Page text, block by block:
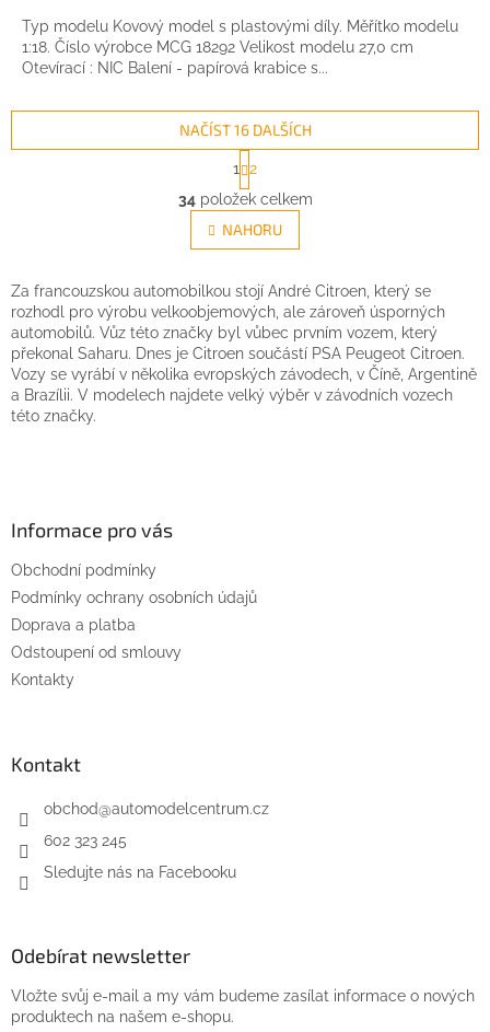
Typ modelu Kovový model s plastovými díly. Měřítko modelu
1:18. Číslo výrobce MCG 18292 Velikost modelu 27,0 cm
Otevírací : NIC Balení - papírová krabice s...
O
v
l
á
a
c
í
p
r
v
NAČÍST 16 DALŠÍCH
S
t
r
á
n
k
v
á
n
í
1
2
34položek celkem
NAHORU
Za francouzskou automobilkou stojí André Citroen, který se
rozhodl pro výrobu velkoobjemových, ale zároveň úsporných
automobilů. Vůz této značky byl vůbec prvním vozem, který
překonal Saharu. Dnes je Citroen součástí PSA Peugeot Citroen.
Vozy se vyrábí v několika evropských závodech, v Číně, Argentině
a Brazílii. V modelech najdete velký výběr v závodních vozech
této značky.
Informace pro vás
Obchodní podmínky
Podmínky ochrany osobních údajů
Doprava a platba
Odstoupení od smlouvy
Kontakty
Kontakt
obchod@automodelcentrum.cz
602 323 245
Sledujte nás na Facebooku
Odebírat newsletter
Vložte svůj e-mail a my vám budeme zasílat informace o nových
produktech na našem e-shopu.